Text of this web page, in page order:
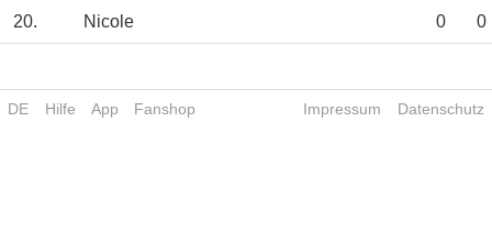
20. Nicole 0 0
DE Hilfe App Fanshop Impressum Datenschutz